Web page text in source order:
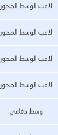
لاعب الوسط المحور
لاعب الوسط المحور
لاعب الوسط المحور
لاعب الوسط المحور
وسط دفاعي